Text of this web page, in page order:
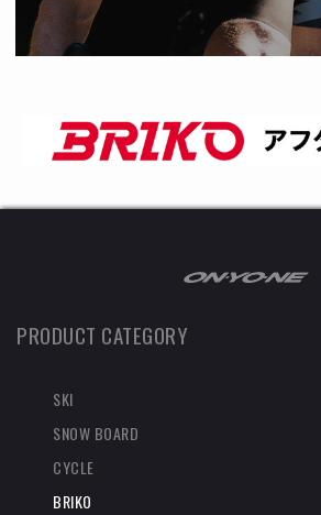
PRODUCT CATEGORY
SKI
SNOW BOARD
CYCLE
BRIKO